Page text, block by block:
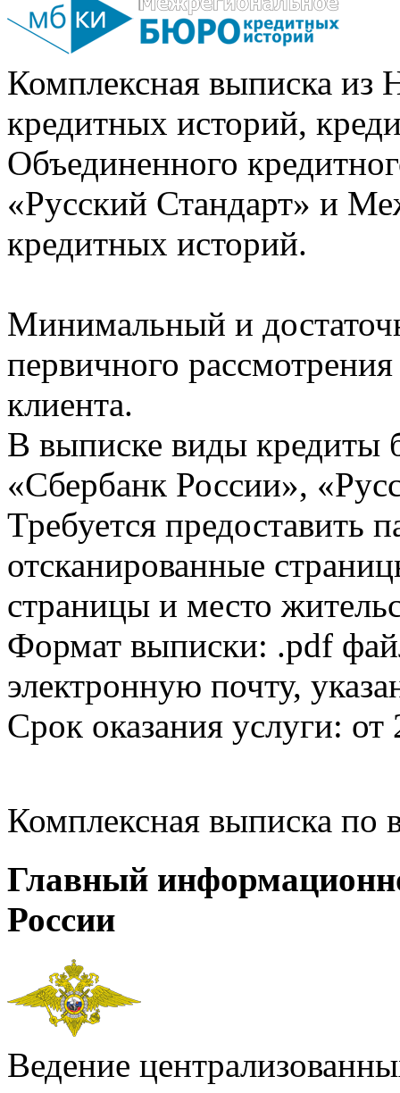
Комплексная выписка из
кредитных историй,
Объединенного
«Русский Стандарт» и
кредитных историй.
Минимальный и
первичного
клиента.
В выписке виды кредиты
«Сбербанк России»,
Требуется предоставить
отсканированные
страницы и место
Формат выписки: .pdf
электронную почту,
Срок оказания услуги: от
Комплексная выписка
Главный
России
Ведение